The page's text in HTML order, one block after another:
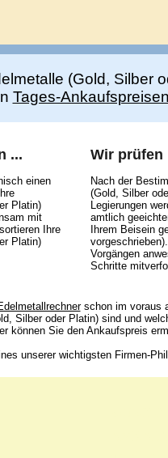
(Gold, Silber
Tages-
...
einen
Platin)
mit
Ihre
Platin)
Wir prüfen
Nach der
(Gold, Silber
Legierungen
amtlich
Ihrem Beisein
Vorgängen
Schritte
schon im voraus
Silber oder Platin) sind und
können Sie den Ankaufspreis
unserer wichtigsten Firmen-